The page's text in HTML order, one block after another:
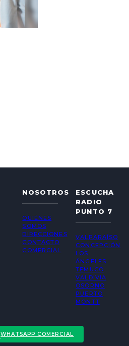
NOSOTROS
QUIÉNES
SOMOS
DIRECCIONES
CONTACTO
COMERCIAL
ESCUCHA
RADIO
PUNTO 7
VALPARAÍSO
CONCEPCIÓN
LOS
ÁNGELES
TEMUCO
VALDIVIA
OSORNO
PUERTO
MONTT
WHATSAPP COMERCIAL